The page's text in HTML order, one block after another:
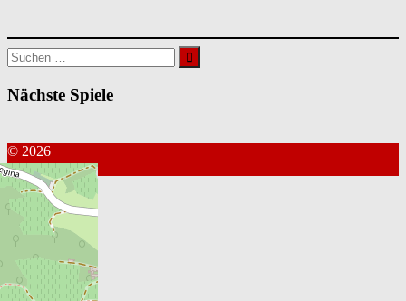
Suchen
nach:
Nächste Spiele
© 2026
Kontakt Webmaster